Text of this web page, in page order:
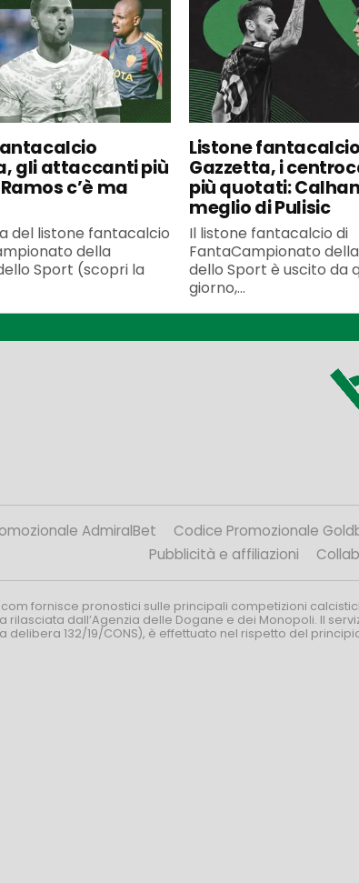
gli attaccanti più
c’è ma
del listone fantacalcio
della
Sport (scopri la
Listone fantacalcio
Gazzetta, i
più quotati:
meglio di Pulisic
Il listone fantacalcio di
FantaCampionato
dello Sport è uscito da
giorno,...
AdmiralBet Codice Promozionale
Pubblicità e affiliazioni
fornisce pronostici sulle principali competizioni
rilasciata dall’Agenzia delle Dogane e dei Monopoli. Il
delibera 132/19/CONS), è effettuato nel rispetto del